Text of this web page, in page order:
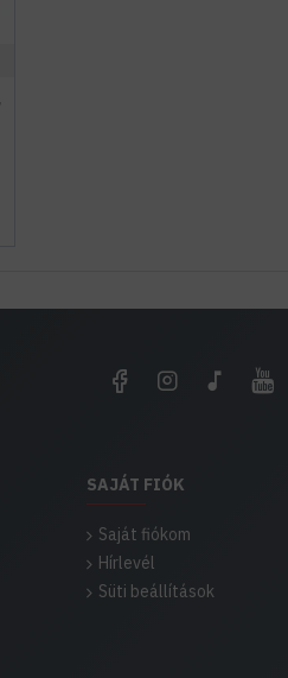
SAJÁT FIÓK
Saját fiókom
Hírlevél
Süti beállítások